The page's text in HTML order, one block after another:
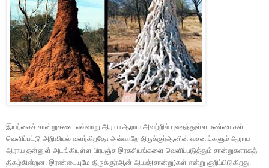
இயற்கைச் சான்றுகளை எவ்வாறு ஆராய ஆராய அவற்றில் புதைந்துள்ள உண்மைகள்
வெளிப்பட்டு அறிவியல் வளர்கிறதோ அவ்வாறே திருக்குர்ஆனின் வசனங்களும் ஆராய
ஆராய தன்னுள் அடங்கியுள்ள பிரபஞ்ச இரகசியங்களை வெளிப்படுத்தும் சான்றுகளாகத்
திகழ்கின்றன. இரண்டையுமே திருக்குர்ஆன் ஆயத்(சான்று)கள் என்று குறிப்பிடுகிறது.